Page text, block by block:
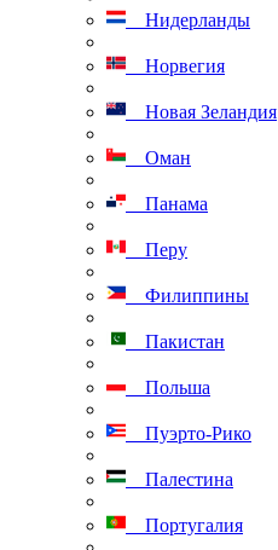
Нидерланды
Норвегия
Новая Зеландия
Оман
Панама
Перу
Филиппины
Пакистан
Польша
Пуэрто-Рико
Палестина
Португалия